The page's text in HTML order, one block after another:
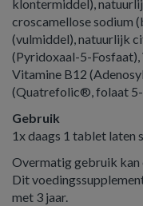
klontermiddel),
croscamellose sodium
(vulmiddel), natuurlijk
(Pyridoxaal-5-
Vitamine B12
(Quatrefolic®, folaat
Gebruik
1x daags 1 tablet laten
Overmatig gebruik kan
Dit
met 3 jaar.